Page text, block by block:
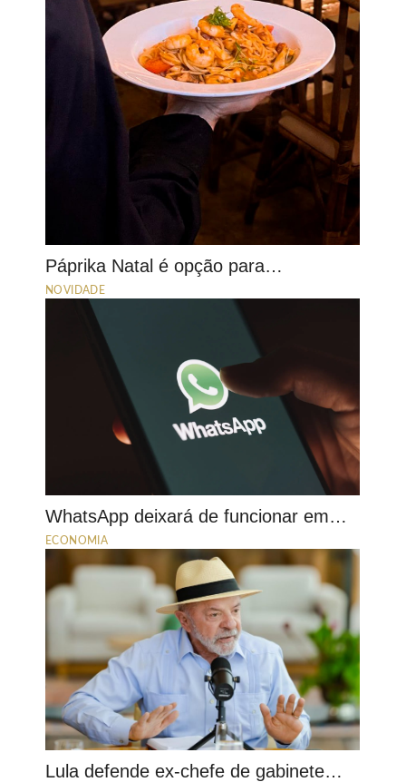
Páprika Natal é opção para…
NOVIDADE
WhatsApp deixará de funcionar em…
ECONOMIA
Lula defende ex-chefe de gabinete…